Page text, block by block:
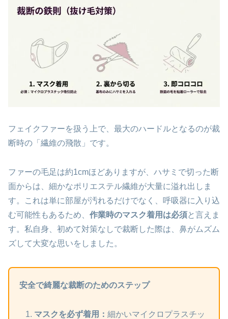
フェイクファーを扱う上で、最大のハードルとなるのが裁
断時の「繊維の飛散」です。
ファーの毛足は約1cmほどありますが、ハサミで切った断
面からは、細かなポリエステル繊維が大量に溢れ出しま
す。これは単に部屋が汚れるだけでなく、呼吸器に入り込
む可能性もあるため、 作業時のマスク着用は必須と言えま
す。私自身、初めて対策なしで裁断した際は、鼻がムズム
ズして大変な思いをしました。
安全で綺麗な裁断のためのステップ
マスクを必ず着用：細かいマイクロプラスチッ